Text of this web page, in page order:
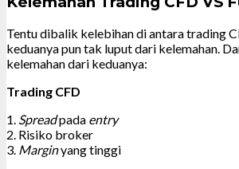
Tentu dibalik kelebihan di antara trading
keduanya pun tak luput dari kelemahan.
kelemahan dari keduanya:
Trading CFD
1. Spreadpada entry
2. Risiko broker
3. Marginyang tinggi